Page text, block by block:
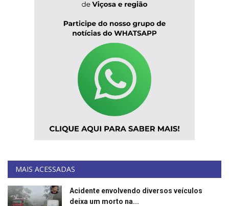
MAIS ACESSADAS
Acidente envolvendo diversos veículos
deixa um morto na...